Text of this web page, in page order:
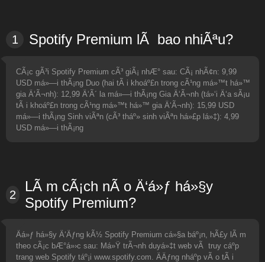
1 Spotify Premium lÃ bao nhiÃªu?
CÃ¡c gÃ³i Spotify Premium cÃ³ giÃ¡ nhÆ° sau: CÃ¡ nhÃ¢n: 9,99
USD má»—i thÃ¡ng Duo (hai tÃ i khoáº£n trong cÃ¹ng má»™t há»™
gia Ä‘Ã¬nh): 12,99 Ä‘Ã´ la má»—i thÃ¡ng Gia Ä‘Ã¬nh (tá»‘i Ä‘a sÃ¡u
tÃ i khoáº£n trong cÃ¹ng má»™t há»™ gia Ä‘Ã¬nh): 15,99 USD
má»—i thÃ¡ng Sinh viÃªn (cÃ³ tháº» sinh viÃªn há»£p lá»‡): 4,99
USD má»—i thÃ¡ng
2
LÃ m cÃ¡ch nÃ o Ä‘á»ƒ há»§y
Spotify Premium?
Äá»ƒ há»§y Ä‘Äƒng kÃ½ Spotify Premium cá»§a báº¡n, hÃ£y lÃ m
theo cÃ¡c bÆ°á»›c sau: Má»Ÿ trÃ¬nh duyá»‡t web vÃ truy cáº­p
trang web Spotify táº¡i www.spotify.com. ÄÄƒng nháº­p vÃ o tÃ i